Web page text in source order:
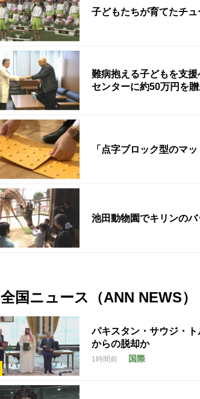
子どもたちが育てたチ
難病抱える子どもを支
センターに約50万円を贈
「点字ブロック型のマ
池田動物園でキリンの
全国ニュース（ANN NEWS）
パキスタン・サウジ・
からの脱却か
1時間前 国際